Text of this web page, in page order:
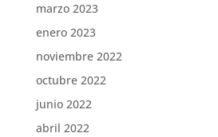
marzo 2023
enero 2023
noviembre 2022
octubre 2022
junio 2022
abril 2022